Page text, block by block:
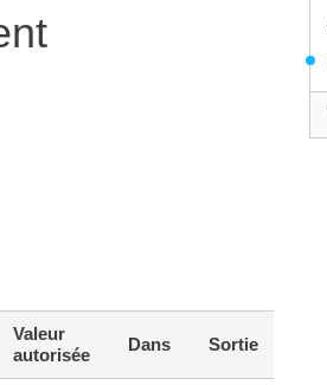
Valeur
autorisée
Dans Sortie